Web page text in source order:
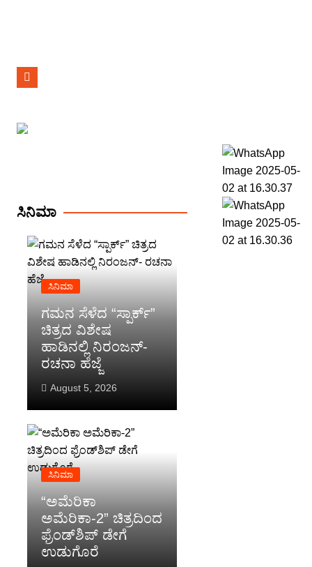
ಸಿನಿಮಾ
ಸಿನಿಮಾ
ಗಮನ ಸೆಳೆದ “ಸ್ಪಾರ್ಕ್”
ಚಿತ್ರದ ವಿಶೇಷ
ಹಾಡಿನಲ್ಲಿ ನಿರಂಜನ್-
ರಚನಾ ಹೆಜ್ಜೆ
August 5, 2026
ಸಿನಿಮಾ
“ಅಮೆರಿಕಾ
ಅಮೆರಿಕಾ-2” ಚಿತ್ರದಿಂದ
ಫ್ರೆಂಡ್‍ಶಿಪ್ ಡೇಗೆ
ಉಡುಗೊರೆ